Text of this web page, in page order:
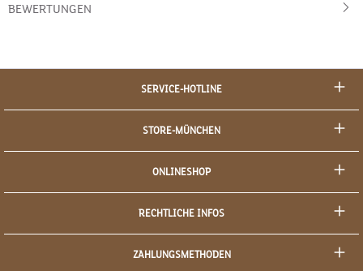
BEWERTUNGEN
SERVICE-HOTLINE
STORE-MÜNCHEN
ONLINESHOP
RECHTLICHE INFOS
ZAHLUNGSMETHODEN